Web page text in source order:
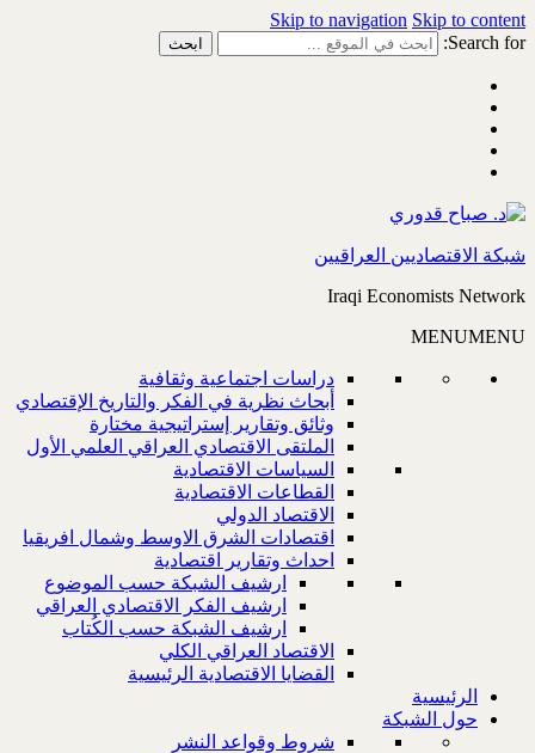
Skip to navigation Skip to content
Search for:
شبكة الاقتصاديين العراقيين
Iraqi Economists Network
MENUMENU
دراسات اجتماعية وثقافية
أبحاث نظرية في الفكر والتاريخ الإقتصادي
وثائق وتقارير إستراتيجية مختارة
الملتقى الاقتصادي العراقي العلمي الأول
السياسات الاقتصادية
القطاعات الاقتصادية
الاقتصاد الدولي
اقتصادات الشرق الاوسط وشمال افريقيا
احداث وتقارير اقتصادية
ارشيف الشبكة حسب الموضوع
ارشيف الفكر الاقتصادي العراقي
ارشيف الشبكة حسب الكُتاب
الاقتصاد العراقي الكلي
القضايا الاقتصادية الرئيسية
الرئيسية
حول الشبكة
شروط وقواعد النشر